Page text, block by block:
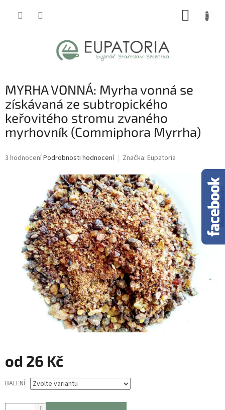
MYRHA VONNÁ: Myrha vonná se
získávaná ze subtropického
keřovitého stromu zvaného
myrhovník (Commiphora Myrrha)
Průměrné
hvězdiček.
3 hodnoceníPodrobnosti hodnocení Značka: Eupatoria
od 26 Kč
Měrná
cena:
BALENÍ